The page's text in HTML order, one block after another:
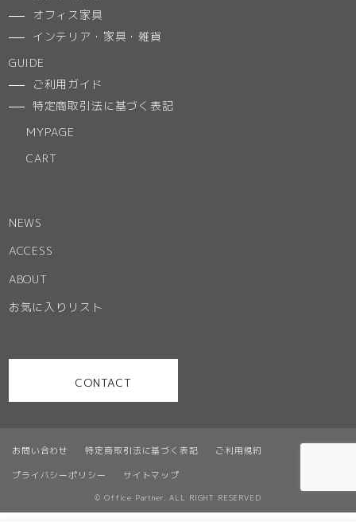
お問い合わせ 特定商取引法に基づく表記 ご利用規約
プライバシーポリシー サイトマップ
オフィス家具
インテリア・家具・雑貨
GUIDE
ご利用ガイド
特定商取引法に基づく表記
MYPAGE
CART
NEWS
ACCESS
ABOUT
お気に入りリスト
CONTACT
© Office Partner. ALL RIGHT RESERVED